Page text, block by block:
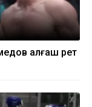
алғаш рет